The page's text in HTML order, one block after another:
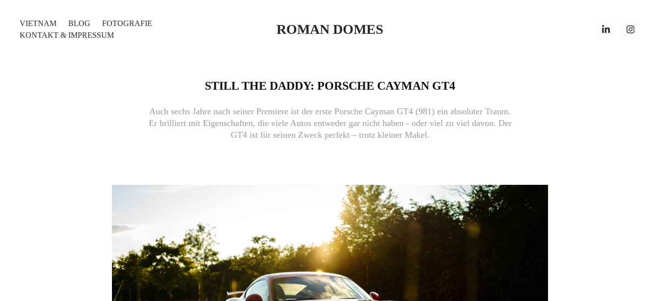
VIETNAM BLOG
FOTOGRAFIE
KONTAKT & IMPRESSUM
ROMAN DOMES
STILL THE DADDY: PORSCHE CAYMAN GT4
Auch sechs Jahre nach seiner Premiere ist der erste Porsche Cayman GT4 (981) ein absoluter Traum.
Er brilliert mit Eigenschaften, die viele Autos entweder gar nicht haben - oder viel zu viel davon. Der
GT4 ist für seinen Zweck perfekt – trotz kleiner Makel.